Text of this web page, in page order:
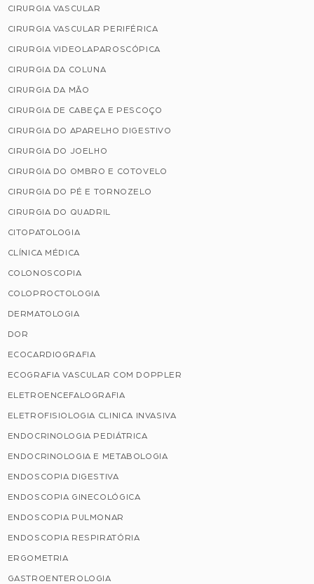
CIRURGIA VASCULAR
CIRURGIA VASCULAR PERIFÉRICA
CIRURGIA VIDEOLAPAROSCÓPICA
CIRURGIA DA COLUNA
CIRURGIA DA MÃO
CIRURGIA DE CABEÇA E PESCOÇO
CIRURGIA DO APARELHO DIGESTIVO
CIRURGIA DO JOELHO
CIRURGIA DO OMBRO E COTOVELO
CIRURGIA DO PÉ E TORNOZELO
CIRURGIA DO QUADRIL
CITOPATOLOGIA
CLÍNICA MÉDICA
COLONOSCOPIA
COLOPROCTOLOGIA
DERMATOLOGIA
DOR
ECOCARDIOGRAFIA
ECOGRAFIA VASCULAR COM DOPPLER
ELETROENCEFALOGRAFIA
ELETROFISIOLOGIA CLINICA INVASIVA
ENDOCRINOLOGIA PEDIÁTRICA
ENDOCRINOLOGIA E METABOLOGIA
ENDOSCOPIA DIGESTIVA
ENDOSCOPIA GINECOLÓGICA
ENDOSCOPIA PULMONAR
ENDOSCOPIA RESPIRATÓRIA
ERGOMETRIA
GASTROENTEROLOGIA